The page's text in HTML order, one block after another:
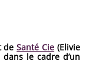
deSanté Cie (Elivie
le cadre d’un